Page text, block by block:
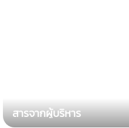
สารจากผู้บริหาร